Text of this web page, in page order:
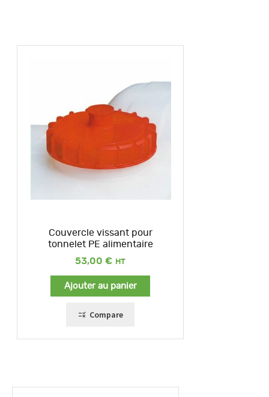
Couvercle vissant pour
tonnelet PE alimentaire
53,00 €
Ajouter au panier
Compare